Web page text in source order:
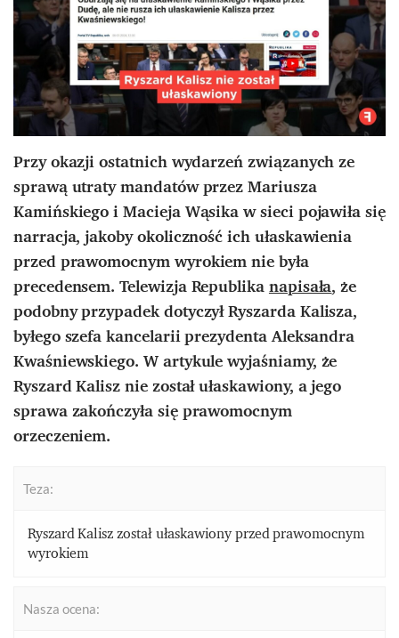
Przy okazji ostatnich wydarzeń związanych ze
sprawą utraty mandatów przez Mariusza
Kamińskiego i Macieja Wąsika w sieci pojawiła się
narracja, jakoby okoliczność ich ułaskawienia
przed prawomocnym wyrokiem nie była
precedensem. Telewizja Republikanapisała, że
podobny przypadek dotyczył Ryszarda Kalisza,
byłego szefa kancelarii prezydenta Aleksandra
Kwaśniewskiego. W artykule wyjaśniamy, że
Ryszard Kalisz nie został ułaskawiony, a jego
sprawa zakończyła się prawomocnym
orzeczeniem.
Teza:
Ryszard Kalisz został ułaskawiony przed prawomocnym
wyrokiem
Nasza ocena: